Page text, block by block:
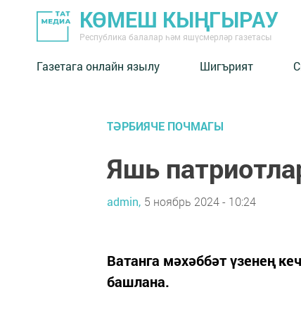
КӨМЕШ КЫҢГЫРАУ
Республика балалар һәм яшүсмерләр газетасы
Газетага онлайн язылу Шигърият
ТӘРБИЯЧЕ ПОЧМАГЫ
Яшь
admin, 5 ноябрь 2024 - 10:24
Ватанга мәхәббәт үзенең
башлана.